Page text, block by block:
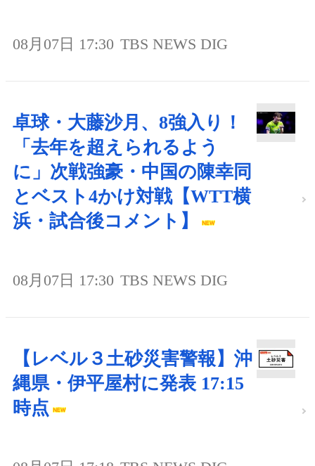
08月07日 17:30 TBS NEWS DIG
卓球・大藤沙月、8強入り！
「去年を超えられるよう
に」次戦強豪・中国の陳幸同
とベスト4かけ対戦【WTT横
浜・試合後コメント】
08月07日 17:30 TBS NEWS DIG
【レベル３土砂災害警報】沖
縄県・伊平屋村に発表 17:15
時点